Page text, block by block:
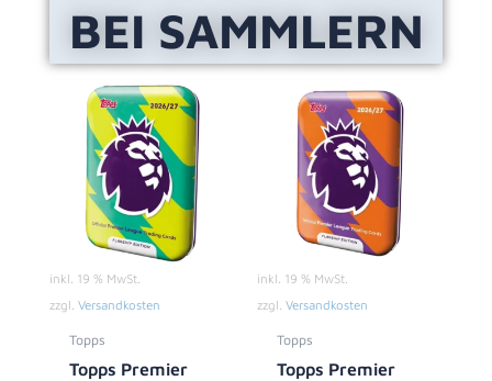
BEI SAMMLERN
inkl. 19 % MwSt.
zzgl. Versandkosten
Topps
Topps Premier
inkl. 19 % MwSt.
zzgl. Versandkosten
Topps
Topps Premier